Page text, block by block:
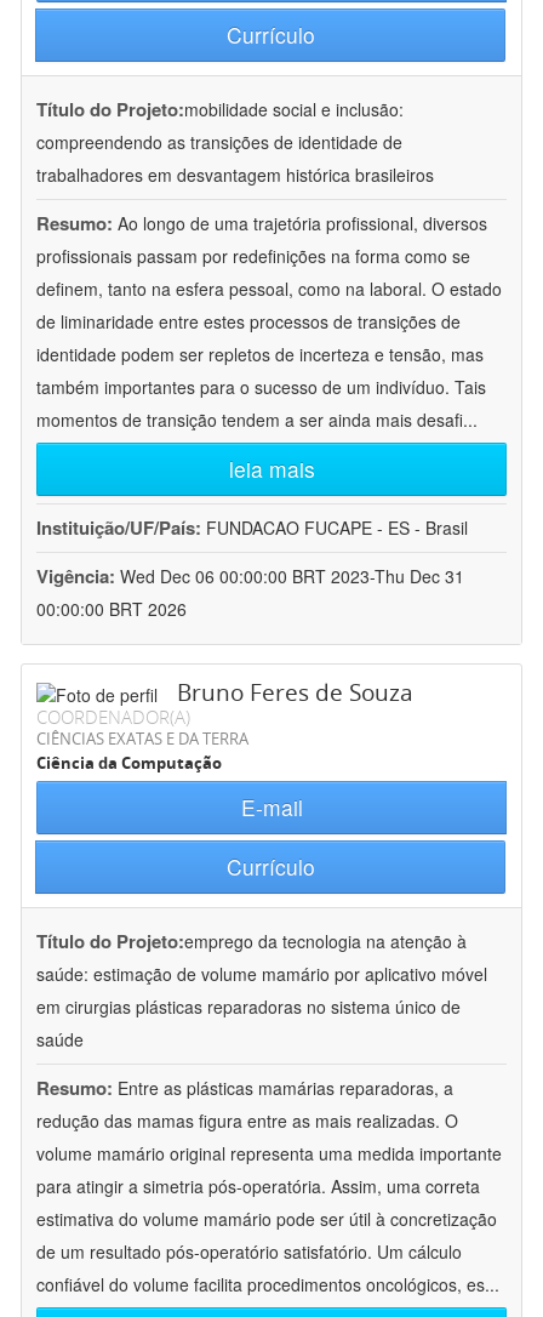
Currículo
Título do Projeto:mobilidade social e inclusão:
compreendendo as transições de identidade de
trabalhadores em desvantagem histórica brasileiros
Resumo: Ao longo de uma trajetória profissional, diversos
profissionais passam por redefinições na forma como se
definem, tanto na esfera pessoal, como na laboral. O estado
de liminaridade entre estes processos de transições de
identidade podem ser repletos de incerteza e tensão, mas
também importantes para o sucesso de um indivíduo. Tais
momentos de transição tendem a ser ainda mais desafi...
leia mais
Instituição/UF/País: FUNDACAO FUCAPE - ES - Brasil
Vigência: Wed Dec 06 00:00:00 BRT 2023-Thu Dec 31
00:00:00 BRT 2026
Bruno Feres de Souza
COORDENADOR(A)
CIÊNCIAS EXATAS E DA TERRA
Ciência da Computação
E-mail
Currículo
Título do Projeto:emprego da tecnologia na atenção à
saúde: estimação de volume mamário por aplicativo móvel
em cirurgias plásticas reparadoras no sistema único de
saúde
Resumo: Entre as plásticas mamárias reparadoras, a
redução das mamas figura entre as mais realizadas. O
volume mamário original representa uma medida importante
para atingir a simetria pós-operatória. Assim, uma correta
estimativa do volume mamário pode ser útil à concretização
de um resultado pós-operatório satisfatório. Um cálculo
confiável do volume facilita procedimentos oncológicos, es...